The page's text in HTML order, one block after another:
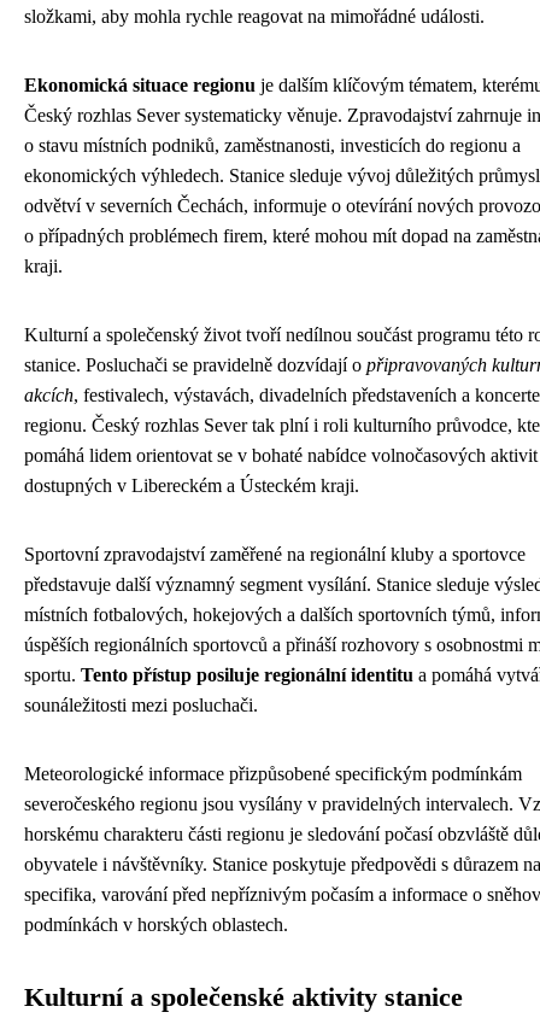
složkami, aby mohla rychle reagovat na mimořádné události.
Ekonomická situace regionu je dalším klíčovým tématem,
Český rozhlas Sever systematicky věnuje. Zpravodajství zahrnuje
o stavu místních podniků, zaměstnanosti, investicích do regionu a
ekonomických výhledech. Stanice sleduje vývoj důležitých
odvětví v severních Čechách, informuje o otevírání nových
o případných problémech firem, které mohou mít dopad na
kraji.
Kulturní a společenský život tvoří nedílnou součást programu této
stanice. Posluchači se pravidelně dozvídají o připravovaných
akcích, festivalech, výstavách, divadelních představeních a
regionu. Český rozhlas Sever tak plní i roli kulturního průvodce,
pomáhá lidem orientovat se v bohaté nabídce volnočasových aktivit
dostupných v Libereckém a Ústeckém kraji.
Sportovní zpravodajství zaměřené na regionální kluby a sportovce
představuje další významný segment vysílání. Stanice sleduje
místních fotbalových, hokejových a dalších sportovních týmů,
úspěších regionálních sportovců a přináší rozhovory s osobnostmi
sportu. Tento přístup posiluje regionální identitu a pomáhá
sounáležitosti mezi posluchači.
Meteorologické informace přizpůsobené specifickým podmínkám
severočeského regionu jsou vysílány v pravidelných intervalech.
horskému charakteru části regionu je sledování počasí obzvláště
obyvatele i návštěvníky. Stanice poskytuje předpovědi s důrazem
specifika, varování před nepříznivým počasím a informace o
podmínkách v horských oblastech.
Kulturní a společenské aktivity stanice